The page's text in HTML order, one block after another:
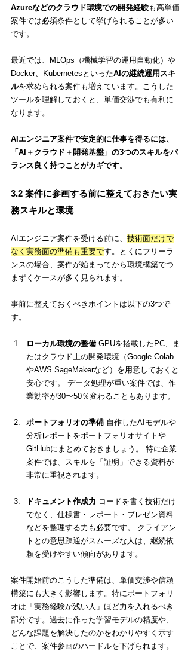
Azureなどのクラウド環境での開発経験も高単価
案件では必須条件として挙げられることが多い
です。
最近では、MLOps（機械学習の運用自動化）や
Docker、KubernetesといったAIの継続運用スキ
ルを求められる案件も増えています。こうした
ツールを理解しておくと、単価交渉でも有利に
なります。
AIエンジニア案件で安定的に仕事を得るには、
「AI＋クラウド＋開発基盤」の3つのスキルをバ
ランス良く持つことがカギです。
3.2 案件に参画する前に整えておきたい実
務スキルと環境
AIエンジニア案件を受ける前に、 技術面だけで
なく実務面の準備も重要です。とくにフリーラ
ンスの場合、案件が始まってから環境構築でつ
まずくケースが多く見られます。
事前に整えておくべきポイントは以下の3つで
す。
ローカル環境の整備 GPUを搭載したPC、ま
たはクラウド上の開発環境（Google Colab
やAWS SageMakerなど）を用意しておくと
安心です。 データ処理が重い案件では、作
業効率が30〜50％変わることもあります。
ポートフォリオの準備 自作したAIモデルや
分析レポートをポートフォリオサイトや
GitHubにまとめておきましょう。 特に企業
案件では、スキルを「証明」できる資料が
非常に重視されます。
ドキュメント作成力 コードを書く技術だけ
でなく、仕様書・レポート・プレゼン資料
などを整理する力も必要です。 クライアン
トとの意思疎通がスムーズな人は、継続依
頼を受けやすい傾向があります。
案件開始前のこうした準備は、単価交渉や信頼
構築にも大きく影響します。特にポートフォリ
オは「実務経験が浅い人」ほど力を入れるべき
部分です。過去に作った学習モデルの精度や、
どんな課題を解決したのかをわかりやすく示す
ことで、案件参画のハードルを下げられます。